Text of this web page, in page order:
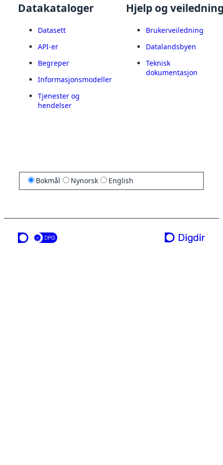
Datakataloger
Datasett
API-er
Begreper
Informasjonsmodeller
Tjenester og
hendelser
Hjelp og
Brukerveiledning
Datalandsbyen
Teknisk
dokumentasjon
Bokmål Nynorsk English